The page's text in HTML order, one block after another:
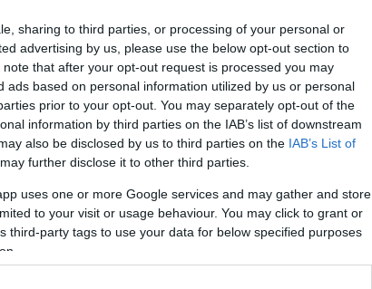
sharing to third parties, or processing of your personal or
advertising by us, please use the below opt-out section to
that after your opt-out request is processed you may
ads based on personal information utilized by us or personal
prior to your opt-out. You may separately opt-out of the
information by third parties on the IAB’s list of downstream
also be disclosed by us to third parties on the IAB’s List of
further disclose it to other third parties.
uses one or more Google services and may gather and store
to your visit or usage behaviour. You may click to grant or
third-party tags to use your data for below specified purposes